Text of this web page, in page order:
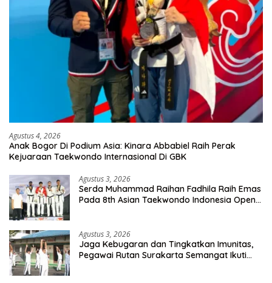
Agustus 4, 2026
Anak Bogor Di Podium Asia: Kinara Abbabiel Raih Perak
Kejuaraan Taekwondo Internasional Di GBK
Agustus 3, 2026
Serda Muhammad Raihan Fadhila Raih Emas
Pada 8th Asian Taekwondo Indonesia Open
Agustus 3, 2026
Jaga Kebugaran dan Tingkatkan Imunitas,
Pegawai Rutan Surakarta Semangat Ikuti